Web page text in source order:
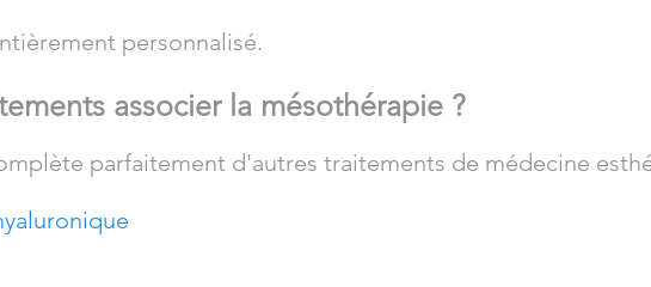
personnalisé.
associer la mésothérapie ?
parfaitement d'autres traitements de médecine